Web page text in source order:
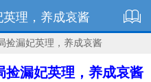
理，养成哀酱
捡漏妃英理，养成哀酱
捡漏妃英理，养成哀酱